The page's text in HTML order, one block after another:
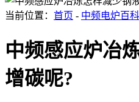
当前位置： 首页 - 中频电炉百科
中频感应炉冶
增碳呢?